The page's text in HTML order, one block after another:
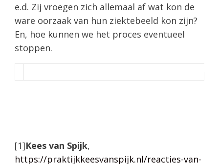
e.d. Zij vroegen zich allemaal af wat kon de
ware oorzaak van hun ziektebeeld kon zijn?
En, hoe kunnen we het proces eventueel
stoppen.
[1]Kees van Spijk,
https://praktijkkeesvanspijk.nl/reacties-van-